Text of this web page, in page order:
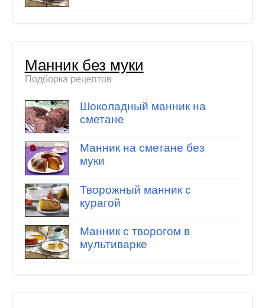
Манник без муки
Подборка рецептов
Шоколадный манник на
сметане
Манник на сметане без
муки
Творожный манник с
курагой
Манник с творогом в
мультиварке